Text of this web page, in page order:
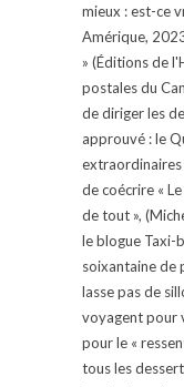
mieux : est-ce
Amérique,
» (Éditions de
postales du
de diriger les
approuvé : le
extraordinaires
de coécrire «
de tout »,
le blogue Taxi-
soixantaine de
lasse pas de
voyagent pour
pour le «
tous les